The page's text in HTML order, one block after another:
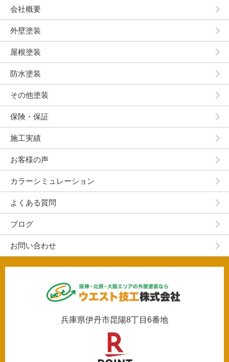
会社概要
外壁塗装
屋根塗装
防水塗装
その他塗装
保険・保証
施工実績
お客様の声
カラーシミュレーション
よくある質問
ブログ
お問い合わせ
兵庫県伊丹市昆陽8丁目6番地